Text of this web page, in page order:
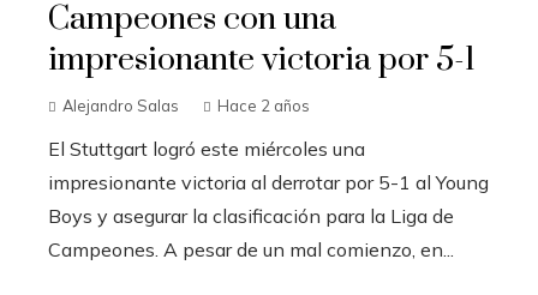
Campeones con una
impresionante victoria por 5-1
Alejandro Salas Hace 2 años
El Stuttgart logró este miércoles una
impresionante victoria al derrotar por 5-1 al Young
Boys y asegurar la clasificación para la Liga de
Campeones. A pesar de un mal comienzo, en...